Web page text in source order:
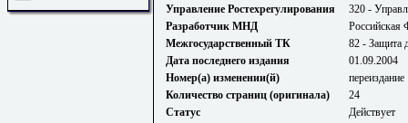
Управление Ростехрегулирования
320 -
Разработчик МНД
Российская
Межгосударственный ТК
82 - Защита
Дата последнего издания
01.09.2004
Номер(а) изменении(й)
переиздание
Количество страниц (оригинала)
24
Статус
Действует